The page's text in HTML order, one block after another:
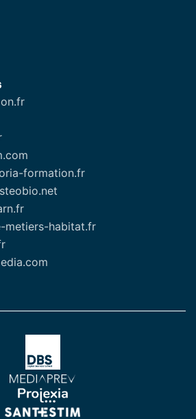
formation.fr
metiers-habitat.fr